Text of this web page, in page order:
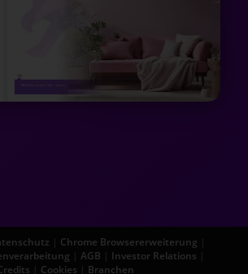
Chrome Browsererweiterung
AGB Investor Relations
Cookies Branchen